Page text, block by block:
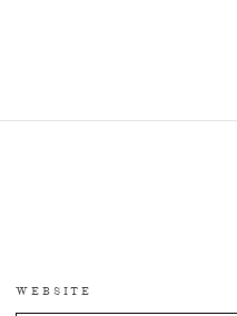
WEBSITE